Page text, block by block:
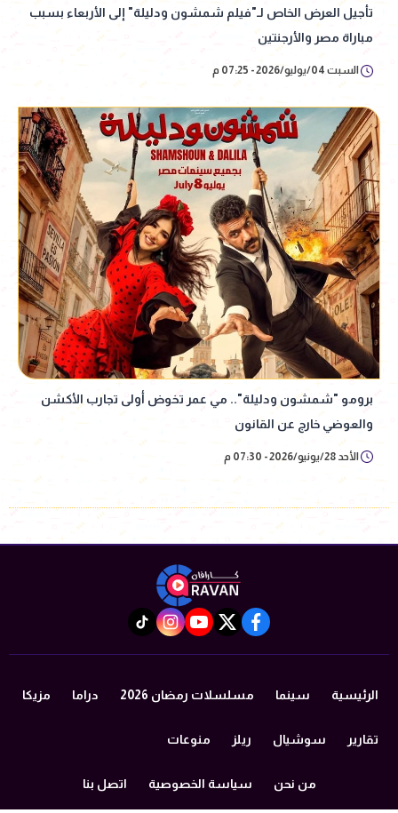
تأجيل العرض الخاص لـ"فيلم شمشون ودليلة" إلى الأربعاء بسبب
مباراة مصر والأرجنتين
السبت 04/يوليو/2026 - 07:25 م
برومو "شمشون ودليلة".. مي عمر تخوض أولى تجارب الأكشن
والعوضي خارج عن القانون
الأحد 28/يونيو/2026 - 07:30 م
facebook
twitter
youtube
instagram
tiktok
الرئيسية سينما مسلسلات رمضان 2026 دراما مزيكا
تقارير سوشيال ريلز منوعات
من نحن سياسة الخصوصية اتصل بنا